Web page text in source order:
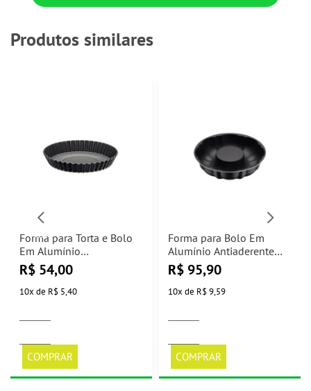
Produtos similares
Forma para Torta e Bolo
Em Alumínio
Antiaderente Grafite 24cm
1,4L Tramontina
R$ 54,00
10x de R$ 5,40
COMPRAR
Forma para Bolo Em
Alumínio Antiaderente
Grafite 24cm 2L
Tramontina
R$ 95,90
10x de R$ 9,59
COMPRAR